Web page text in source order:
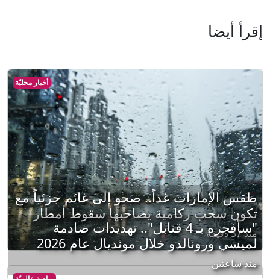
إقرأ أيضا
أخبار محليّة
طقس الإمارات غداً.. صحو إلى غائم جزئياً مع
تكون سحب ركامية يصاحبها سقوط أمطار
منذ 37 دقيقة
"سأفجره بـ 4 قنابل".. تهديدات صادمة
لميسي ورونالدو خلال مونديال عام 2026
منذ ساعتين